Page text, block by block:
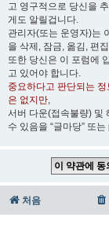
고 영구적으로 당신을
게도 알릴겁니다.
관리자(또는 운영자)는
을 삭제, 잠금, 옮김, 편
또한 당신은 이 포럼에
고 있어야 합니다.
중요하다고 판단되는
은 없지만,
서버 다운(접속불량) 및
수 있음을 “글마당” 또
처음